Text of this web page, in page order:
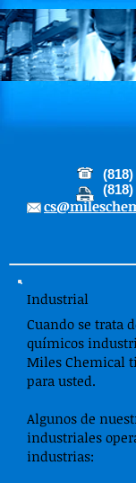
(818)
(818)
Industrial
Cuando se trata
químicos
Miles Chemical
para usted.
Algunos de
industriales
industrias: